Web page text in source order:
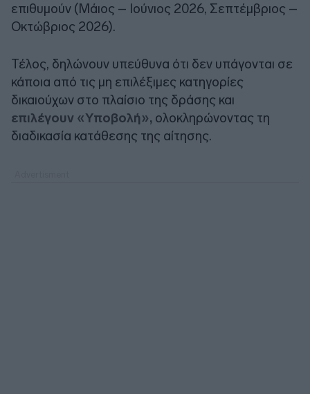
επιθυμούν (Μάιος – Ιούνιος 2026, Σεπτέμβριος –
Οκτώβριος 2026).
Τέλος, δηλώνουν υπεύθυνα ότι δεν υπάγονται σε
κάποια από τις μη επιλέξιμες κατηγορίες
δικαιούχων στο πλαίσιο της δράσης και
επιλέγουν «Υποβολή», ολοκληρώνοντας τη
διαδικασία κατάθεσης της αίτησης.